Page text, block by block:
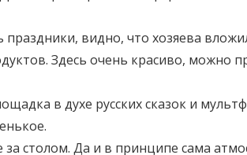
видно, что хозяева
Здесь очень красиво, можно
в духе русских сказок и
столом. Да и в принципе сама